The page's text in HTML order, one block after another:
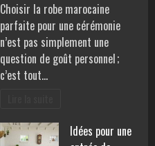
Choisir la robe marocaine
parfaite pour une cérémonie
n’est pas simplement une
question de goût personnel ;
c’est tout…
Idées pour une